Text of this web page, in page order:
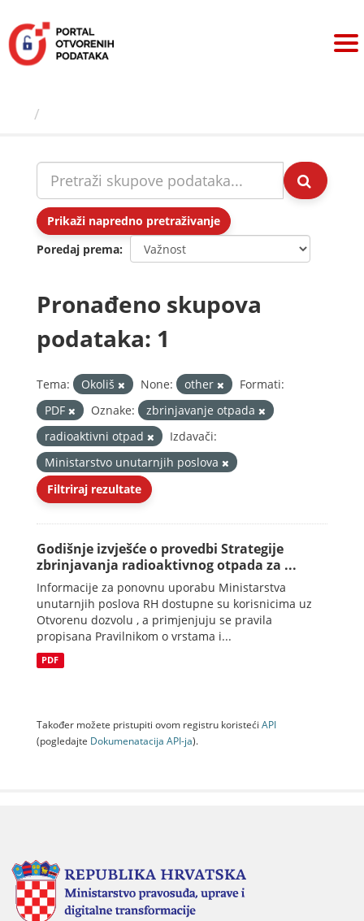
sadržaj
Prikaži napredno pretraživanje
Poredaj prema
Pronađeno skupova
podataka: 1
Tema: Okoliš None: other
Formati:
PDF
Oznake:
zbrinjavanje otpada
radioaktivni otpad
Izdavači:
Ministarstvo unutarnjih poslova
Filtriraj rezultate
Godišnje izvješće o provedbi Strategije
zbrinjavanja radioaktivnog otpada za ...
Informacije za ponovnu uporabu Ministarstva
unutarnjih poslova RH dostupne su korisnicima uz
Otvorenu dozvolu , a primjenjuju se pravila
propisana Pravilnikom o vrstama i...
PDF
Također možete pristupiti ovom registru koristeći API
(pogledajte Dokumenаtаcijа API-jа).